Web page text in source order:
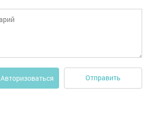
Авторизоваться Отправить